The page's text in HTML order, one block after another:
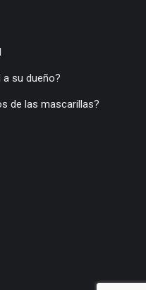
a su dueño?
de las mascarillas?